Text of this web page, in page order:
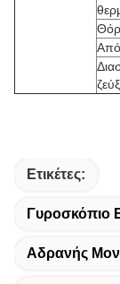
Ετικέτες:
Γυροσκόπιο
Αδρανής